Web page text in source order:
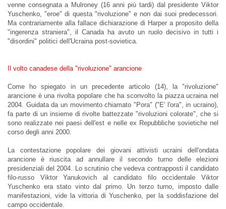
venne consegnata a Mulroney (16 anni più tardi) dal presidente Viktor
Yuschenko, "eroe" di questa "rivoluzione" e non dai suoi predecessori.
Ma contrariamente alla fallace dichiarazione di Harper a proposito della
"ingerenza straniera", il Canada ha avuto un ruolo decisivo in tutti i
"disordini" politici dell'Ucraina post-sovietica.
Il volto canadese della "rivoluzione" arancione
Come ho spiegato in un precedente articolo (14), la "rivoluzione"
arancione è una rivolta popolare che ha sconvolto la piazza ucraina nel
2004. Guidata da un movimento chiamato "Pora" ("E' l'ora", in ucraino),
fa parte di un insieme di rivolte battezzate "rivoluzioni colorate", che si
sono realizzate nei paesi dell'est e nelle ex Repubbliche sovietiche nel
corso degli anni 2000.
La contestazione popolare dei giovani attivisti ucraini dell'ondata
arancione è riuscita ad annullare il secondo turno delle elezioni
presidenziali del 2004. Lo scrutinio che vedeva contrapposti il candidato
filo-russo Viktor Yanukovich al candidato filo occidentale Viktor
Yuschenko era stato vinto dal primo. Un terzo turno, imposto dalle
manifestazioni, vide la vittoria di Yuschenko, per la soddisfazione del
campo occidentale.